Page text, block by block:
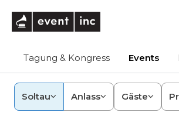
Tagung & Kongress Events
Soltau Anlass Gäste